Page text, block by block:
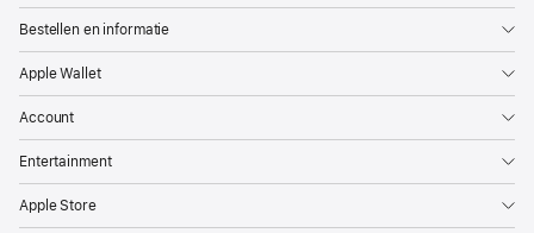
Bestellen en informatie
Apple Wallet
Account
Entertainment
Apple Store